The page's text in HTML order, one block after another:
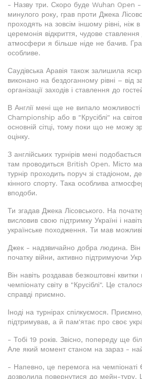
- Назву три. Скоро буде Wuhan Open -
минулого року, грав проти Джека
проходять на зовсім іншому рівні, ніж в
церемонія відкриття, чудове ставлення
атмосфери я більше ніде не бачив.
особливе.
Саудівська Аравія також залишила
виконано на бездоганному рівні – від
організації заходів і ставлення до
В Англії мені ще не випало можливості
Championship або в "Крусіблі" на
основній сітці, тому поки що не можу
оцінку.
З англійських турнірів мені
там проводиться British Open. Місто
турнір проходить поруч зі стадіоном,
кінного спорту. Така особлива
вподоби.
Ти згадав Джека Лісовського. На
висловив свою підтримку Україні і
українське походження. Ти мав
Джек - надзвичайно добра людина.
початку війни, активно підтримуючи
Він навіть роздавав безкоштовні квитки
чемпіонату світу в "Крусіблі". Це
справді приємно.
Іноді на турнірах спілкуємося.
підтримував, а й пам'ятає про своє
- Тобі 19 років. Звісно, попереду ще
Але який момент станом на зараз -
- Напевно, це перемога на чемпіонаті
дозволила повернутися до мейн-туру.